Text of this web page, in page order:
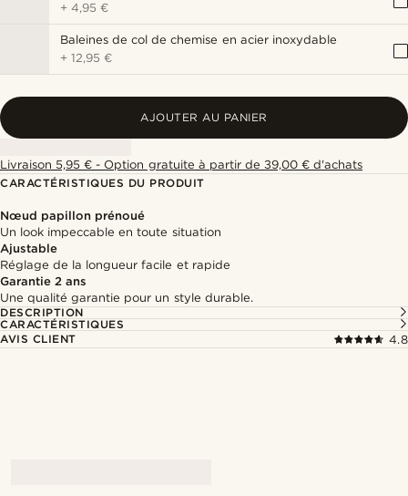
+4,95 €
Baleines de col de chemise en acier inoxydable
+12,95 €
AJOUTER AU PANIER
Livraison 5,95 € - Option gratuite à partir de 39,00 € d'achats
CARACTÉRISTIQUES DU PRODUIT
Nœud papillon prénoué
Un look impeccable en toute situation
Ajustable
Réglage de la longueur facile et rapide
Garantie 2 ans
Une qualité garantie pour un style durable.
DESCRIPTION
CARACTÉRISTIQUES
AVIS CLIENT
4.8